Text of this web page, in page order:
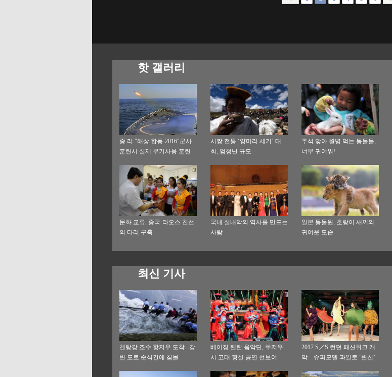
핫 갤러리
중.러 "해상 합동-2016"군사
훈련서 실제 무기사용 훈련
시짱 전통 ‘양머리 세기’ 대
회, 엄청난 규모
추석 맞아 월병 먹는 동물들,
너무 귀여워!
문화 교류, 중국·라오스 친선
의 다리 구축
국내 실내악의 역사를 만드는
사람
일본 동물원, 호랑이 새끼의
귀여운 모습
최신 기사
첸탕강 조수 항저우 도착...강
변 도로 순식간에 침몰
베이징 톈탄 음악단, 쑤저우
서 고대 황실 공연 선보여
2017 S／S 런던 패션위크 개
막…슈퍼모델 과일로 ‘변신’